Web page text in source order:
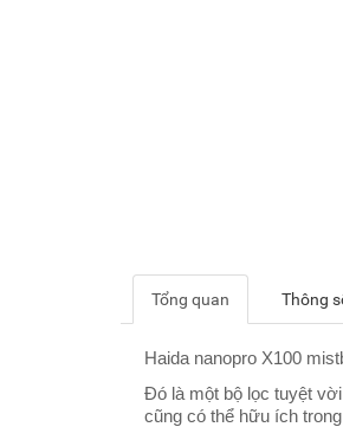
Tổng quan Thông
Haida nanopro X100
Đó là một bộ lọc tuyệt
cũng có thể hữu ích